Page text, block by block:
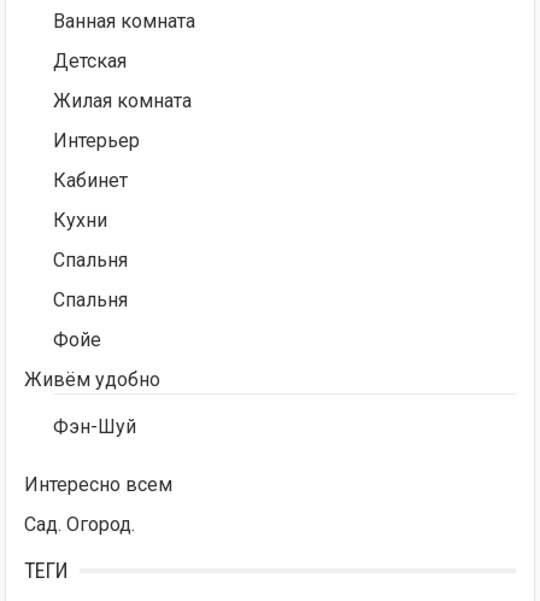
Ванная комната
Детская
Жилая комната
Интерьер
Кабинет
Кухни
Спальня
Спальня
Фойе
Живём удобно
Фэн-Шуй
Интересно всем
Сад. Огород.
ТЕГИ